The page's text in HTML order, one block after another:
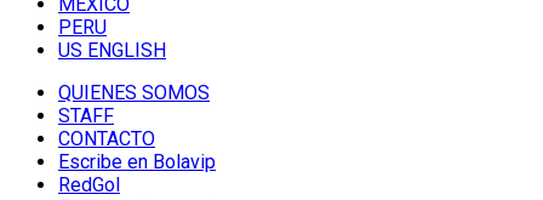
PERU
US ENGLISH
QUIENES SOMOS
STAFF
CONTACTO
Escribe en Bolavip
RedGol